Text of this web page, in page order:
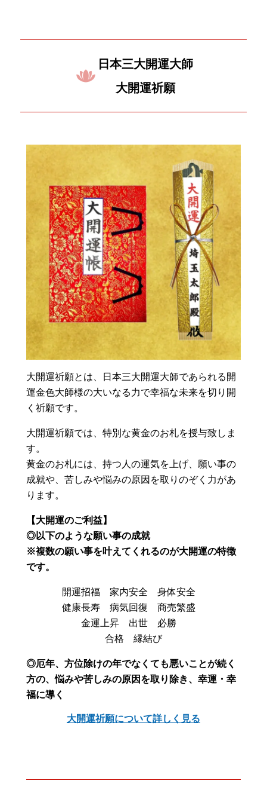
日本三大開運大師
大開運祈願
大開運祈願とは、日本三大開運大師であられる開
運金色大師様の大いなる力で幸福な未来を切り開
く祈願です。
大開運祈願では、特別な黄金のお札を授与致しま
す。
黄金のお札には、持つ人の運気を上げ、願い事の
成就や、苦しみや悩みの原因を取りのぞく力があ
ります。
【大開運のご利益】
◎以下のような願い事の成就
※複数の願い事を叶えてくれるのが大開運の特徴
です。
開運招福 家内安全 身体安全
健康長寿 病気回復 商売繁盛
金運上昇 出世 必勝
合格 縁結び
◎厄年、方位除けの年でなくても悪いことが続く
方の、悩みや苦しみの原因を取り除き、幸運・幸
福に導く
大開運祈願について詳しく見る